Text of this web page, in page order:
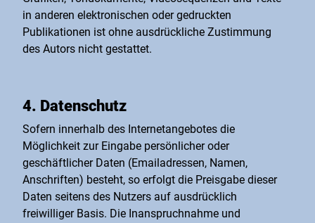
in anderen elektronischen oder gedruckten
Publikationen ist ohne ausdrückliche Zustimmung
des Autors nicht gestattet.
4. Datenschutz
Sofern innerhalb des Internetangebotes die
Möglichkeit zur Eingabe persönlicher oder
geschäftlicher Daten (Emailadressen, Namen,
Anschriften) besteht, so erfolgt die Preisgabe dieser
Daten seitens des Nutzers auf ausdrücklich
freiwilliger Basis. Die Inanspruchnahme und